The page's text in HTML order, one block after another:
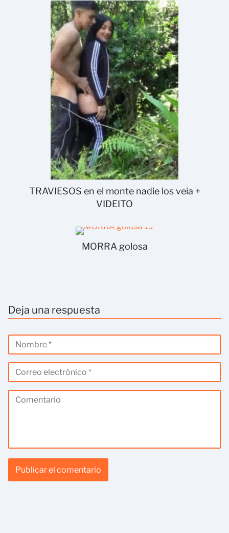
TRAVIESOS en el monte nadie los veia +
VIDEITO
MORRA golosa
Deja una respuesta